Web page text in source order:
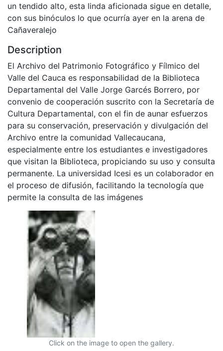
un tendido alto, esta linda aficionada sigue en detalle,
con sus binóculos lo que ocurría ayer en la arena de
Cañaveralejo
Description
El Archivo del Patrimonio Fotográfico y Fílmico del
Valle del Cauca es responsabilidad de la Biblioteca
Departamental del Valle Jorge Garcés Borrero, por
convenio de cooperación suscrito con la Secretaría de
Cultura Departamental, con el fin de aunar esfuerzos
para su conservación, preservación y divulgación del
Archivo entre la comunidad Vallecaucana,
especialmente entre los estudiantes e investigadores
que visitan la Biblioteca, propiciando su uso y consulta
permanente. La universidad Icesi es un colaborador en
el proceso de difusión, facilitando la tecnología que
permite la consulta de las imágenes
Click on the image to open the gallery.